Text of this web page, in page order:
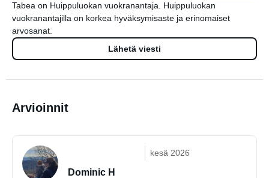
Tabea on Huippuluokan vuokranantaja. Huippuluokan
vuokranantajilla on korkea hyväksymisaste ja erinomaiset
arvosanat.
Lähetä viesti
Arvioinnit
kesä 2026
Dominic H